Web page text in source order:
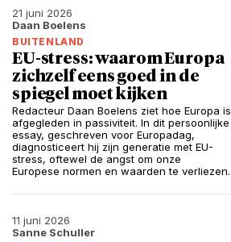
21 juni 2026
Daan Boelens
BUITENLAND
EU-stress: waarom Europa
zichzelf eens goed in de
spiegel moet kijken
Redacteur Daan Boelens ziet hoe Europa is
afgegleden in passiviteit. In dit persoonlijke
essay, geschreven voor Europadag,
diagnosticeert hij zijn generatie met EU-
stress, oftewel de angst om onze
Europese normen en waarden te verliezen.
11 juni 2026
Sanne Schuller